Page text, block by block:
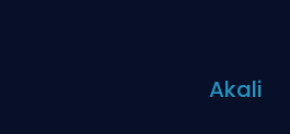
Akali